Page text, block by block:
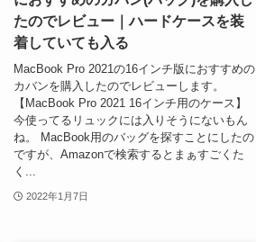
たのでレビュー｜ハードケースを装
着していても入る
MacBook Pro 2021の16インチ版におすすめの
カバンを購入したのでレビューします。
【MacBook Pro 2021 16インチ用のケース】
今使ってるリュックには入りそうにないもん
ね。 MacBook用のバッグを探すことにしたの
ですが、Amazonで検索するとまぁすごくた
く...
2022年1月7日